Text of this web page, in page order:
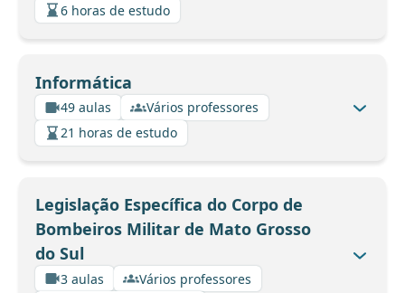
6 horas de estudo
Informática
49 aulas
Vários professores
21 horas de estudo
Legislação Específica do Corpo de
Bombeiros Militar de Mato Grosso
do Sul
3 aulas
Vários professores